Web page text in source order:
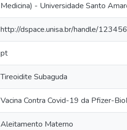
Medicina) - Universidade Santo
http://dspace.unisa.br/handle/
pt
Tireoidite Subaguda
Vacina Contra Covid-19 da Pfizer-
Aleitamento Materno